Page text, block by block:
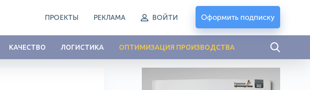
ПРОЕКТЫ РЕКЛАМА ВОЙТИ Оформить подписку
КАЧЕСТВО ЛОГИСТИКА ОПТИМИЗАЦИЯ ПРОИЗВОДСТВА